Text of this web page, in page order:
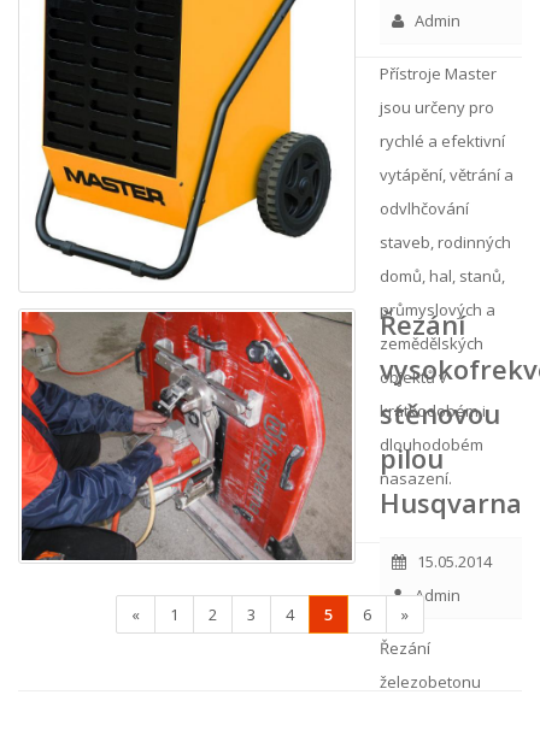
Admin
Přístroje Master
jsou určeny pro
rychlé a efektivní
vytápění, větrání a
odvlhčování
staveb, rodinných
domů, hal, stanů,
průmyslových a
zemědělských
objektů v
krátkodobém i
dlouhodobém
nasazení.
Řezání
stěnovou
pilou
Husqvarna
15.05.2014
Admin
Řezání
železobetonu
« 1 2 3 4 5 6 »